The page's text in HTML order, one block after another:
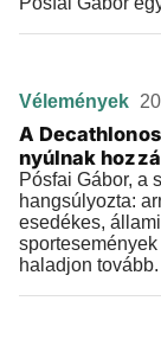
Vélemények
A
nyúlnak
Pósfai Gábor, a
hangsúlyozta:
esedékes,
haladjon tovább.